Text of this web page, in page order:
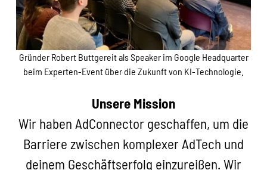
Gründer Robert Buttgereit als Speaker im Google Headquarter
beim Experten-Event über die Zukunft von KI-Technologie.
Unsere Mission
Wir haben AdConnector geschaffen, um die
Barriere zwischen komplexer AdTech und
deinem Geschäftserfolg einzureißen. Wir